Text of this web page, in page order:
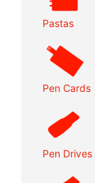
Pastas
Pen Cards
Pen Drives